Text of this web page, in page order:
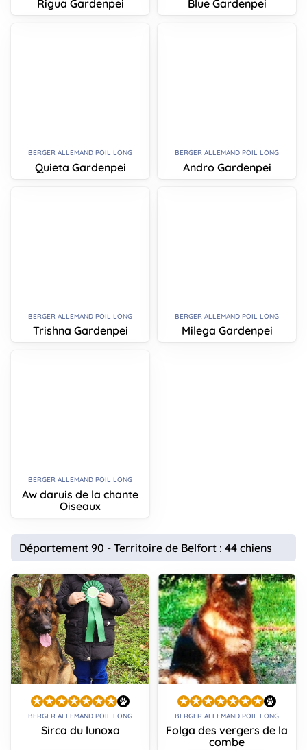
Rigua Gardenpei Blue Gardenpei
BERGER ALLEMAND POIL LONG
Quieta Gardenpei
BERGER ALLEMAND POIL LONG
Andro Gardenpei
BERGER ALLEMAND POIL LONG
Trishna Gardenpei
BERGER ALLEMAND POIL LONG
Milega Gardenpei
BERGER ALLEMAND POIL LONG
Aw daruis de la chante
Oiseaux
Département 90 - Territoire de Belfort : 44 chiens
BERGER ALLEMAND POIL LONG
Sirca du lunoxa
BERGER ALLEMAND POIL LONG
Folga des vergers de la
combe